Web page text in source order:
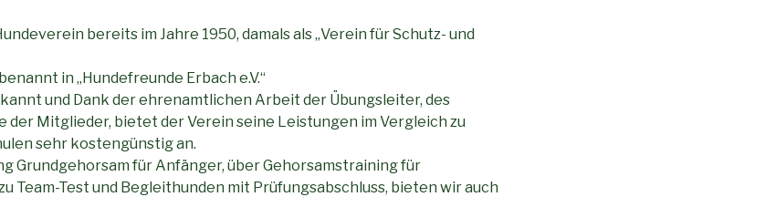
bereits im Jahre 1950, damals als „Verein für Schutz- und
in „Hundefreunde Erbach e.V.“
und Dank der ehrenamtlichen Arbeit der Übungsleiter, des
der Mitglieder, bietet der Verein seine Leistungen im Vergleich zu
sehr kostengünstig an.
Grundgehorsam für Anfänger, über Gehorsamstraining für
Team-Test und Begleithunden mit Prüfungsabschluss, bieten wir auch